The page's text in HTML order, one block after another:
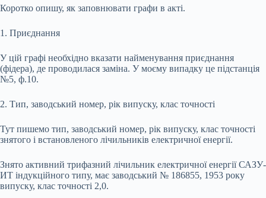
Коротко опишу, як заповнювати графи в акті.
1. Приєднання
У цій графі необхідно вказати найменування приєднання
(фідера), де проводилася заміна. У моєму випадку це підстанція
№5, ф.10.
2. Тип, заводський номер, рік випуску, клас точності
Тут пишемо тип, заводський номер, рік випуску, клас точності
знятого і встановленого лічильників електричної енергії.
Знято активний трифазний лічильник електричної енергії САЗУ-
ИТ індукційного типу, має заводський № 186855, 1953 року
випуску, клас точності 2,0.